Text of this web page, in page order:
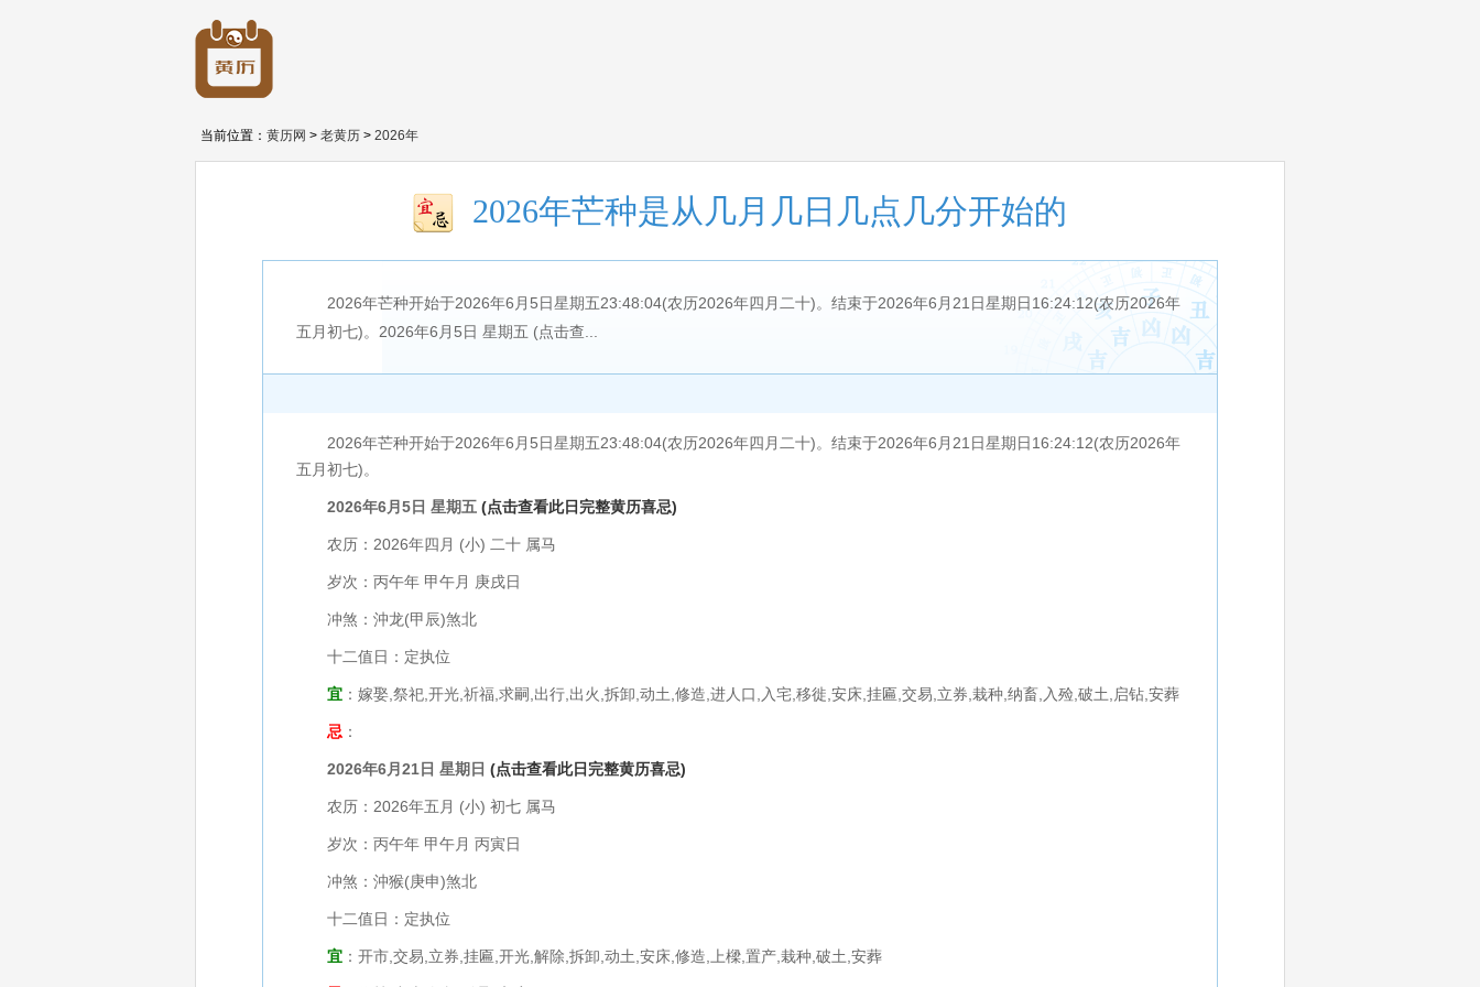
当前位置： 黄历网 > 老黄历 > 2026年
2026年芒种是从几月几日几点几分开始的
2026年芒种开始于2026年6月5日星期五23:48:04(农历2026年四月二十)。结束于2026年6月21日星期日16:24:12(农历2026年
五月初七)。2026年6月5日 星期五 (点击查...
2026年芒种开始于2026年6月5日星期五23:48:04(农历2026年四月二十)。结束于2026年6月21日星期日16:24:12(农历2026年
五月初七)。
2026年6月5日 星期五 (点击查看此日完整黄历喜忌)
农历：2026年四月 (小) 二十 属马
岁次：丙午年 甲午月 庚戌日
冲煞：沖龙(甲辰)煞北
十二值日：定执位
宜 ：嫁娶,祭祀,开光,祈福,求嗣,出行,出火,拆卸,动土,修造,进人口,入宅,移徙,安床,挂匾,交易,立券,栽种,纳畜,入殓,破土,启钻,安葬
忌 ：
2026年6月21日 星期日 (点击查看此日完整黄历喜忌)
农历：2026年五月 (小) 初七 属马
岁次：丙午年 甲午月 丙寅日
冲煞：沖猴(庚申)煞北
十二值日：定执位
宜 ：开市,交易,立券,挂匾,开光,解除,拆卸,动土,安床,修造,上樑,置产,栽种,破土,安葬